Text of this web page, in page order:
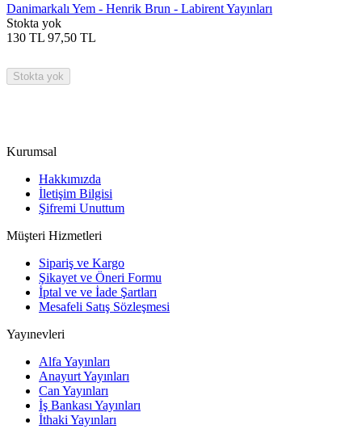
Danimarkalı Yem - Henrik Brun - Labirent Yayınları
Stokta yok
130 TL 97,50 TL
Stokta yok
Kurumsal
Hakkımızda
İletişim Bilgisi
Şifremi Unuttum
Müşteri Hizmetleri
Sipariş ve Kargo
Şikayet ve Öneri Formu
İptal ve ve İade Şartları
Mesafeli Satış Sözleşmesi
Yayınevleri
Alfa Yayınları
Anayurt Yayınları
Can Yayınları
İş Bankası Yayınları
İthaki Yayınları